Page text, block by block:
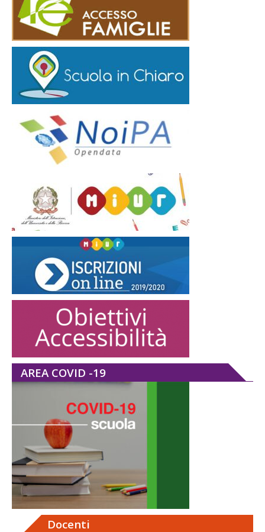
AREA COVID -19
Docenti